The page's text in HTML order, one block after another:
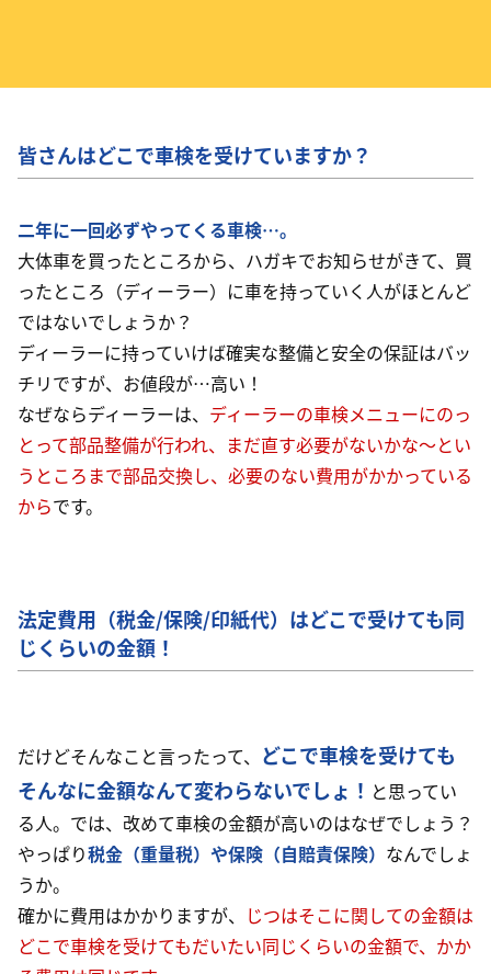
皆さんはどこで車検を受けていますか？
二年に一回必ずやってくる車検…。
大体車を買ったところから、ハガキでお知らせがきて、買
ったところ（ディーラー）に車を持っていく人がほとんど
ではないでしょうか？
ディーラーに持っていけば確実な整備と安全の保証はバッ
チリですが、お値段が…高い！
なぜならディーラーは、 ディーラーの車検メニューにのっ
とって部品整備が行われ、まだ直す必要がないかな～とい
うところまで部品交換し、必要のない費用がかかっている
からです。
法定費用（税金/保険/印紙代）はどこで受けても同
じくらいの金額！
だけどそんなこと言ったって、 どこで車検を受けても
そんなに金額なんて変わらないでしょ！ と思ってい
る人。では、改めて車検の金額が高いのはなぜでしょう？
やっぱり税金（重量税）や保険（自賠責保険） なんでしょ
うか。
確かに費用はかかりますが、 じつはそこに関しての金額は
どこで車検を受けてもだいたい同じくらいの金額で、かか